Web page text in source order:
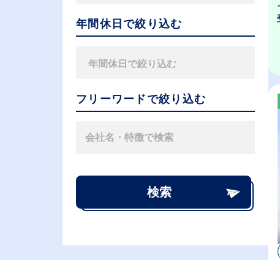
年間休日で絞り込む
フリーワードで絞り込む
検索